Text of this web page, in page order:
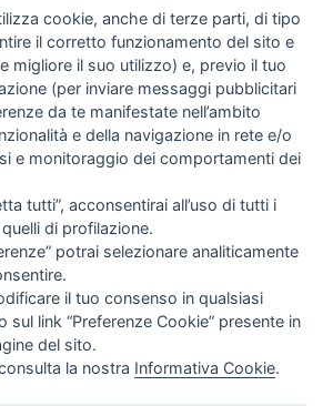
Vedi tutti
Costante | Registrazione al Tribunale Civile
cookie, anche di terze parti, di tipo
il corretto funzionamento del sito e
migliore il suo utilizzo) e, previo il tuo
(per inviare messaggi pubblicitari
da te manifestate nell’ambito
e della navigazione in rete e/o
e monitoraggio dei comportamenti dei
tutti”, acconsentirai all’uso di tutti i
di profilazione.
potrai selezionare analiticamente
il tuo consenso in qualsiasi
sul link “Preferenze Cookie” presente in
del sito.
la nostra Informativa Cookie.